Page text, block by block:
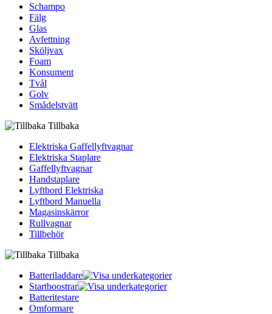
Schampo
Fälg
Glas
Avfettning
Sköljvax
Foam
Konsument
Tvål
Golv
Smådelstvätt
Tillbaka
Elektriska Gaffellyftvagnar
Elektriska Staplare
Gaffellyftvagnar
Handstaplare
Lyftbord Elektriska
Lyftbord Manuella
Magasinskärror
Rullvagnar
Tillbehör
Tillbaka
Batteriladdare
Startboostrar
Batteritestare
Omformare